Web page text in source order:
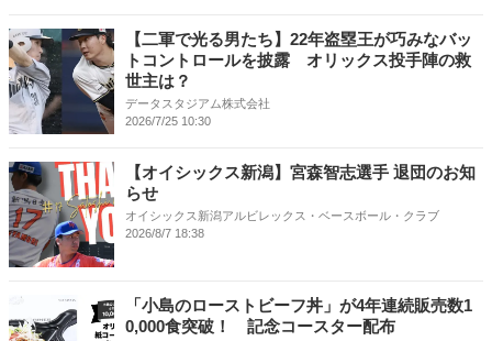
【二軍で光る男たち】22年盗塁王が巧みなバッ
トコントロールを披露 オリックス投手陣の救
世主は？
データスタジアム株式会社
2026/7/25 10:30
【オイシックス新潟】宮森智志選手 退団のお知
らせ
オイシックス新潟アルビレックス・ベースボール・クラブ
2026/8/7 18:38
「小島のローストビーフ丼」が4年連続販売数1
0,000食突破！ 記念コースター配布